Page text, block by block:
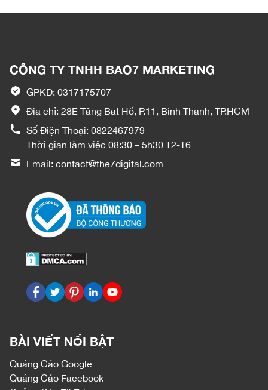
CÔNG TY TNHH BAO7 MARKETING
GPKD: 0317175707
Địa chỉ: 28E Tăng Bạt Hổ, P.11, Bình Thạnh, TP.HCM
Số Điện Thoại: 0822467979
Thời gian làm việc 08:30 – 5h30 T2-T6
Email: contact@the7digital.com
BÀI VIẾT NỔI BẬT
Quảng Cáo Google
Quảng Cáo Facebook